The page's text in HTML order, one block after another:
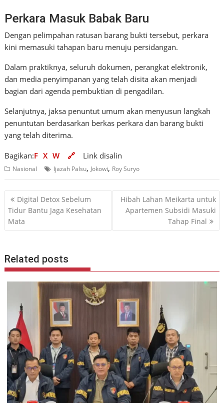
Perkara Masuk Babak Baru
Dengan pelimpahan ratusan barang bukti tersebut, perkara
kini memasuki tahapan baru menuju persidangan.
Dalam praktiknya, seluruh dokumen, perangkat elektronik,
dan media penyimpanan yang telah disita akan menjadi
bagian dari agenda pembuktian di pengadilan.
Selanjutnya, jaksa penuntut umum akan menyusun langkah
penuntutan berdasarkan berkas perkara dan barang bukti
yang telah diterima.
Bagikan:F X W 🔗 Link disalin
Nasional Ijazah Palsu, Jokowi, Roy Suryo
Navigasi
pos
Digital Detox Sebelum
Tidur Bantu Jaga Kesehatan
Mata
Hibah Lahan Meikarta untuk
Apartemen Subsidi Masuki
Tahap Final
Related posts